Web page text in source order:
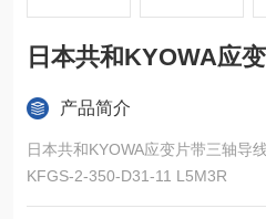
日本共和KYOWA应
产品简介
日本共和KYOWA应变片带三轴导
KFGS-2-350-D31-11 L5M3R